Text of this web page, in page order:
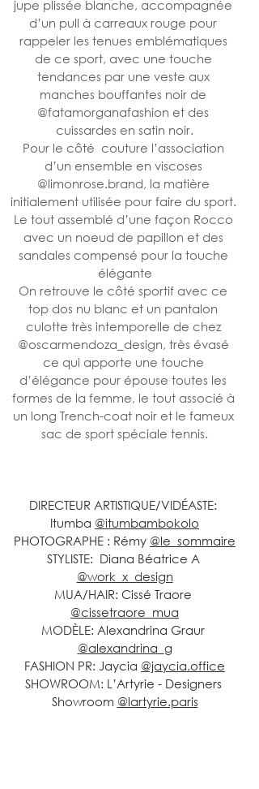
jupe plissée blanche, accompagnée
d’un pull à carreaux rouge pour
rappeler les tenues emblématiques
de ce sport, avec une touche
tendances par une veste aux
manches bouffantes noir de
@fatamorganafashion et des
cuissardes en satin noir.
Pour le côté  couture l’association
d’un ensemble en viscoses
@limonrose.brand, la matière
initialement utilisée pour faire du sport.
Le tout assemblé d’une façon Rocco
avec un noeud de papillon et des
sandales compensé pour la touche
élégante
On retrouve le côté sportif avec ce
top dos nu blanc et un pantalon
culotte très intemporelle de chez
@oscarmendoza_design, très évasé
ce qui apporte une touche
d’élégance pour épouse toutes les
formes de la femme, le tout associé à
un long Trench-coat noir et le fameux
sac de sport spéciale tennis.
DIRECTEUR ARTISTIQUE/VIDÉASTE:
Itumba @itumbambokolo
PHOTOGRAPHE : Rémy @le_sommaire
STYLISTE:  Diana Béatrice A
@work_x_design
MUA/HAIR: Cissé Traore
@cissetraore_mua
MODÈLE: Alexandrina Graur
@alexandrina_g
FASHION PR: Jaycia @jaycia.office
SHOWROOM: L’Artyrie - Designers
Showroom @lartyrie.paris